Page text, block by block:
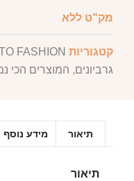
מק"ט ללא
קטגוריות FASHION
גרביונים, המוצרים הכי
תיאור מידע נוסף
תיאור